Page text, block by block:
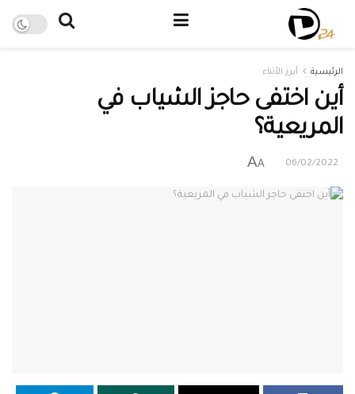
الرئيسية أبرز الأنباء
أين اختفى حاجز الشياب في
المريعية؟
06/02/2022
A
A